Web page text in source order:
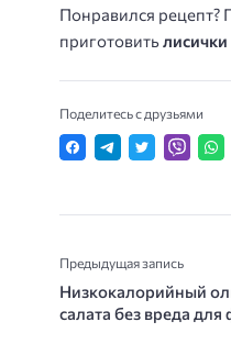
Понравился рецепт?
приготовитьлисички
Поделитесь с друзьями
Предыдущая запись
Низкокалорийный
салата без вреда